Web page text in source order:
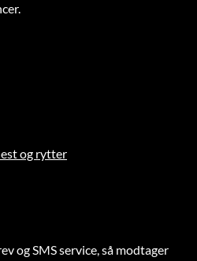
og rytter
og SMS service, så modtager